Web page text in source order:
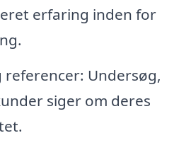
erfaring inden for
referencer: Undersøg,
siger om deres